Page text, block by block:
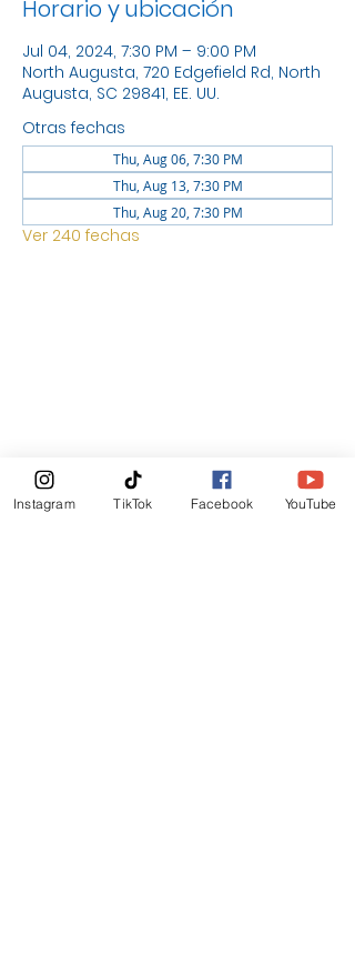
Horario y ubicación
Jul 04, 2024, 7:30 PM – 9:00 PM
North Augusta, 720 Edgefield Rd, North
Augusta, SC 29841, EE. UU.
Otras fechas
Thu, Aug 06, 7:30 PM
Thu, Aug 13, 7:30 PM
Thu, Aug 20, 7:30 PM
Ver 240 fechas
Boletin Informativo
Instagram TikTok Facebook YouTube